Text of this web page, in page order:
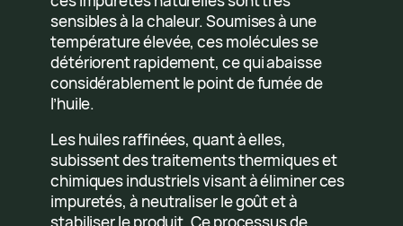
sensibles à la chaleur. Soumises à une
température élevée, ces molécules se
détériorent rapidement, ce qui abaisse
considérablement le point de fumée de
l’huile.
Les huiles raffinées, quant à elles,
subissent des traitements thermiques et
chimiques industriels visant à éliminer ces
impuretés, à neutraliser le goût et à